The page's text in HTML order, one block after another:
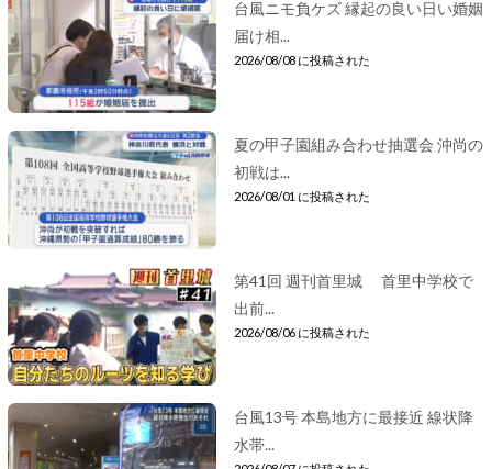
台風ニモ負ケズ 縁起の良い日い婚姻
届け相...
2026/08/08 に投稿された
夏の甲子園組み合わせ抽選会 沖尚の
初戦は...
2026/08/01 に投稿された
第41回 週刊首里城 首里中学校で
出前...
2026/08/06 に投稿された
台風13号 本島地方に最接近 線状降
水帯...